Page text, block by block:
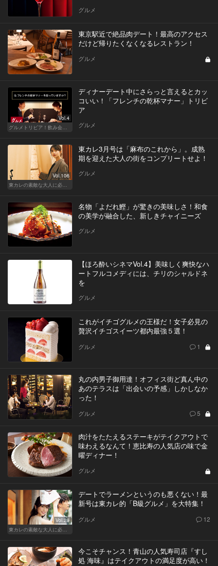
グルメ
東京駅近で絶品肉デート！最高のアクセス
だけど帰りたくなくなるレストラン！
グルメ
Vol.4
ディナーデート中にさらっと言えるとカッ
コいい！「フレンチの乾杯マナー」トリビ
ア
グルメ
Vol.106
東カレ3月号は「麻布のこれから」。成熟
期を迎えた大人の街をコンプリートせよ！
グルメ
名物「よだれ鰹」が驚きの美味しさ！和食
の美学が融合した、新しきチャイニーズ
グルメ
【ほろ酔いシネマVol.4】美味しく爽快なハ
ートフルコメディには、チリのシャルドネ
を
グルメ
これがイチゴグルメの王様だ！女子必見の
贅沢イチゴスイーツ都内最強５選！
グルメ 1
丸の内男子御用達！オフィス街ど真ん中の
あのテラスは「出会いの予感」しかしなか
った！
グルメ 5
肉汁をたたえるステーキがテイクアウトで
味わえるなんて！恵比寿の人気店の味で金
曜ディナー！
グルメ
Vol.29
東カレの素敵な大人に必要なこと
デートでラーメンというのも悪くない！最
新号は東カレ的「B級グルメ」を大特集！
グルメ 12
今こそチャンス！青山の人気寿司店『すし
処 海味』はテイクアウトの満足度が高い！